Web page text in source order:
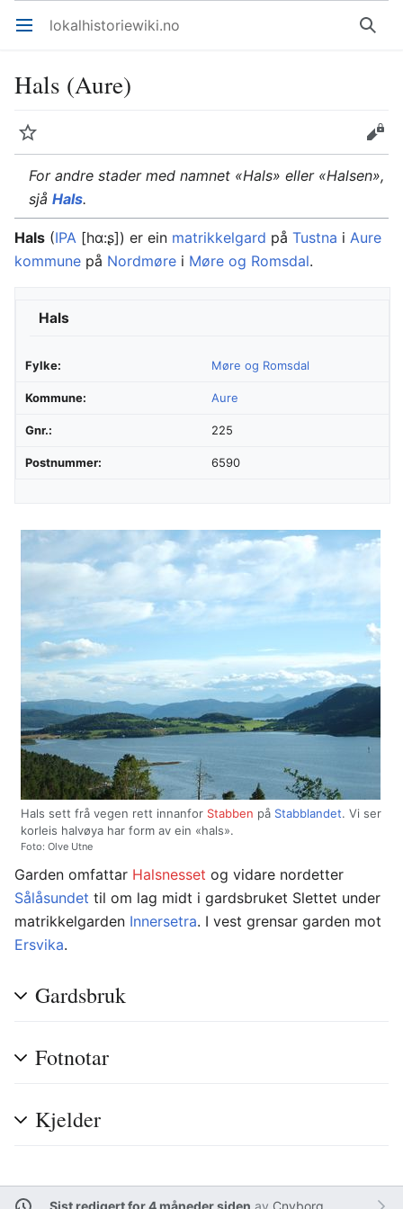
Åpne hovedmenyen lokalhistoriewiki.no Søk
Hals (Aure)
Overvåk
Rediger
For andre stader med namnet «Hals» eller «Halsen»,
sjå Hals.
Hals (IPA [hɑ:ʂ]) er ein matrikkelgard på Tustna i Aure
kommune på Nordmøre i Møre og Romsdal.
Hals
Fylke: Møre og Romsdal
Kommune: Aure
Gnr.: 225
Postnummer: 6590
Hals sett frå vegen rett innanfor Stabben på Stabblandet. Vi ser
korleis halvøya har form av ein «hals».
Foto: Olve Utne
Garden omfattar Halsnesset og vidare nordetter
Sålåsundet til om lag midt i gardsbruket Slettet under
matrikkelgarden Innersetra. I vest grensar garden mot
Ersvika.
Gardsbruk
Fotnotar
Kjelder